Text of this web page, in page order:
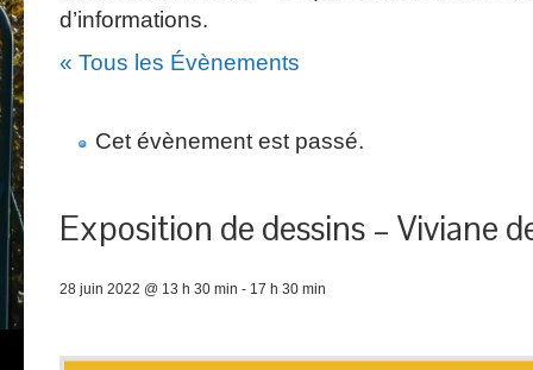
d’informations.
« Tous les Évènements
Cet évènement est passé.
Exposition de dessins – Viviane
28 juin 2022 @ 13 h 30 min - 17 h 30 min